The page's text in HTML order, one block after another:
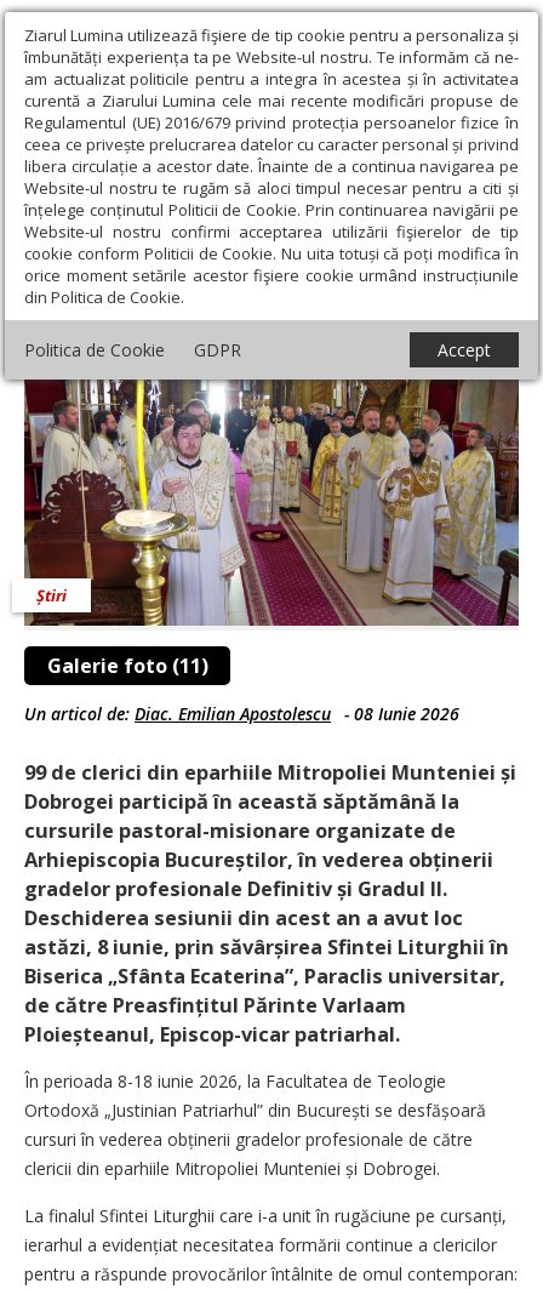
Ziarul Lumina utilizează fişiere de tip cookie pentru a personaliza și
îmbunătăți experiența ta pe Website-ul nostru. Te informăm că ne-
am actualizat politicile pentru a integra în acestea și în activitatea
curentă a Ziarului Lumina cele mai recente modificări propuse de
Regulamentul (UE) 2016/679 privind protecția persoanelor fizice în
ceea ce privește prelucrarea datelor cu caracter personal și privind
libera circulație a acestor date. Înainte de a continua navigarea pe
Website-ul nostru te rugăm să aloci timpul necesar pentru a citi și
înțelege conținutul Politicii de Cookie. Prin continuarea navigării pe
Website-ul nostru confirmi acceptarea utilizării fişierelor de tip
cookie conform Politicii de Cookie. Nu uita totuși că poți modifica în
orice moment setările acestor fişiere cookie urmând instrucțiunile
din Politica de Cookie.
Politica de Cookie GDPR Accept
Ziarul Lumina › Actualitate religioasă › Știri › Au debutat
cursurile pentru obținerea gradelor clericale la București
Au debutat cursurile pentru obținerea
gradelor clericale la București
Galerie foto (11)
Știri
Un articol de: Diac. Emilian Apostolescu - 08 Iunie 2026
99 de clerici din eparhiile Mitropoliei Munteniei și
Dobrogei participă în această săptămână la
cursurile pastoral-misionare organizate de
Arhiepiscopia Bucureștilor, în vederea obținerii
gradelor profesionale Definitiv și Gradul II.
Deschiderea sesiunii din acest an a avut loc
astăzi, 8 iunie, prin săvâr­șirea Sfintei Liturghii în
Biserica „Sfânta Ecaterina”, Paraclis universitar,
de către Preasfințitul Părinte Varlaam
Ploieșteanul, Episcop-vicar patriarhal.
În perioada 8-18 iunie 2026, la Facultatea de Teologie
Ortodoxă „Justinian Patriarhul” din București se des­fă­șoa­ră
cursuri în vederea obținerii gradelor profesionale de către
clericii din eparhiile Mitropoliei Munteniei și Dobrogei.
La finalul Sfintei Liturghii care i-a unit în rugăciune pe cursanți,
ierarhul a evidențiat necesitatea formării continue a clericilor
pentru a răspunde provocărilor întâlnite de omul contemporan: